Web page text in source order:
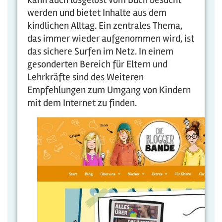
werden und bietet Inhalte aus dem
kindlichen Alltag. Ein zentrales Thema,
das immer wieder aufgenommen wird, ist
das sichere Surfen im Netz. In einem
gesonderten Bereich für Eltern und
Lehrkräfte sind des Weiteren
Empfehlungen zum Umgang von Kindern
mit dem Internet zu finden.